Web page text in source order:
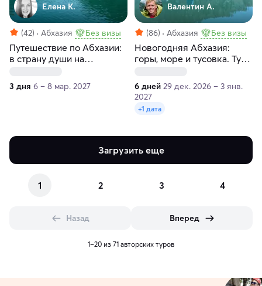
Елена К.
(42) Абхазия Без визы
Путешествие по Абхазии:
в страну души на
3 дня 6 – 8 мар. 2027
Валентин А.
(86) Абхазия Без визы
Новогодняя Абхазия:
горы, море и тусовка. Тур
источников и озера Рица
6 дней 29 дек. 2026 – 3 янв.
2027
+1 дата
Загрузить еще
1 2 3 4
Назад Вперед
1–20 из 71 авторских туров